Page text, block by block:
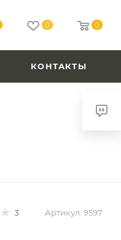
0 0
КОНТАКТЫ
3 Артикул: 9597